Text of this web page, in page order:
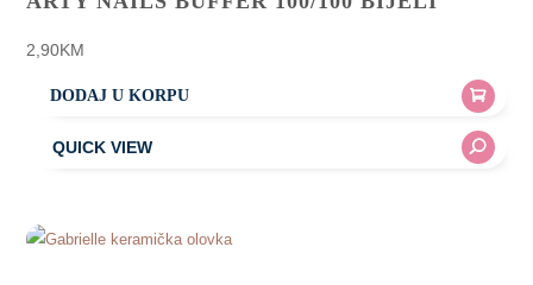
may
page
2,90KM
DODAJ U KORPU